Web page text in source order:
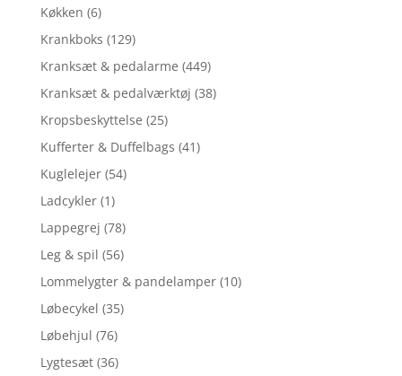
Køkken (6)
Krankboks (129)
Kranksæt & pedalarme (449)
Kranksæt & pedalværktøj (38)
Kropsbeskyttelse (25)
Kufferter & Duffelbags (41)
Kuglelejer (54)
Ladcykler (1)
Lappegrej (78)
Leg & spil (56)
Lommelygter & pandelamper (10)
Løbecykel (35)
Løbehjul (76)
Lygtesæt (36)